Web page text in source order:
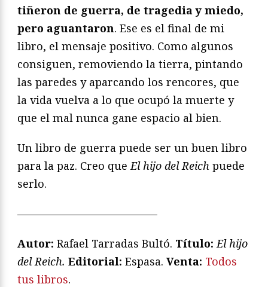
tiñeron de guerra, de tragedia y miedo,
pero aguantaron. Ese es el final de mi
libro, el mensaje positivo. Como algunos
consiguen, removiendo la tierra, pintando
las paredes y aparcando los rencores, que
la vida vuelva a lo que ocupó la muerte y
que el mal nunca gane espacio al bien.
Un libro de guerra puede ser un buen libro
para la paz. Creo que El hijo del Reich puede
serlo.
—————————————
Autor: Rafael Tarradas Bultó. Título: El hijo
del Reich. Editorial: Espasa. Venta: Todos
tus libros.